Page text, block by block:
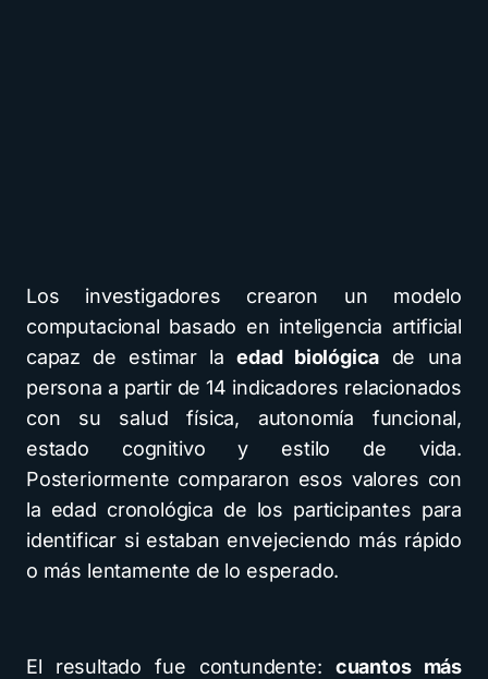
Los investigadores crearon un modelo
computacional basado en inteligencia artificial
capaz de estimar laedad biológica de una
persona a partir de 14 indicadores relacionados
con su salud física, autonomía funcional,
estado cognitivo y estilo de vida.
Posteriormente compararon esos valores con
la edad cronológica de los participantes para
identificar si estaban envejeciendo más rápido
o más lentamente de lo esperado.
El resultado fue contundente: cuantos más